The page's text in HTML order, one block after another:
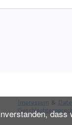
dass
Impressum &